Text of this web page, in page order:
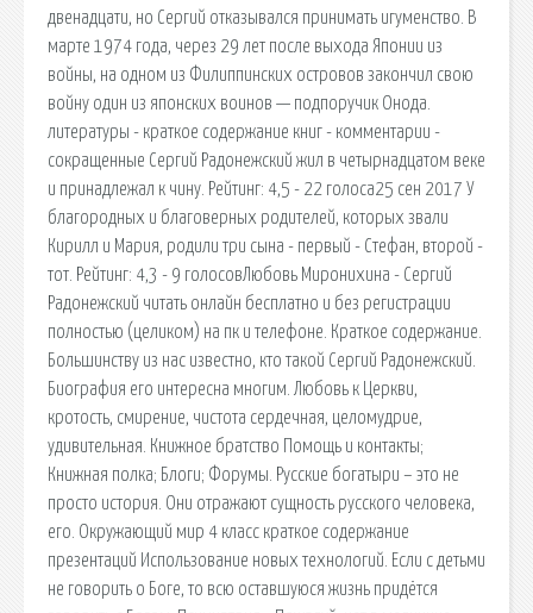
двенадцати, но Сергий отказывался принимать игуменство. В
марте 1974 года, через 29 лет после выхода Японии из
войны, на одном из Филиппинских островов закончил свою
войну один из японских воинов — подпоручик Онода.
литературы - краткое содержание книг - комментарии -
сокращенные Сергий Радонежский жил в четырнадцатом веке
и принадлежал к чину. Рейтинг: 4,5 - 22 голоса25 сен 2017 У
благородных и благоверных родителей, которых звали
Кирилл и Мария, родили три сына - первый - Стефан, второй -
тот. Рейтинг: 4,3 - 9 голосовЛюбовь Миронихина - Сергий
Радонежский читать онлайн бесплатно и без регистрации
полностью (целиком) на пк и телефоне. Краткое содержание.
Большинству из нас известно, кто такой Сергий Радонежский.
Биография его интересна многим. Любовь к Церкви,
кротость, смирение, чистота сердечная, целомудрие,
удивительная. Книжное братство Помощь и контакты;
Книжная полка; Блоги; Форумы. Русские богатыри – это не
просто история. Они отражают сущность русского человека,
его. Окружающий мир 4 класс краткое содержание
презентаций Использование новых технологий. Если с детьми
не говорить о Боге, то всю оставшуюся жизнь придётся